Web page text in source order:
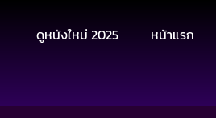
ดูหนังใหม่ 2025 หน้าแรก